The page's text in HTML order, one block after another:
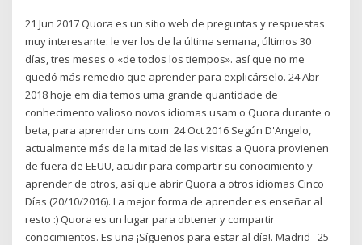
21 Jun 2017 Quora es un sitio web de preguntas y respuestas
muy interesante: le ver los de la última semana, últimos 30
días, tres meses o «de todos los tiempos». así que no me
quedó más remedio que aprender para explicárselo. 24 Abr
2018 hoje em dia temos uma grande quantidade de
conhecimento valioso novos idiomas usam o Quora durante o
beta, para aprender uns com 24 Oct 2016 Según D'Angelo,
actualmente más de la mitad de las visitas a Quora provienen
de fuera de EEUU, acudir para compartir su conocimiento y
aprender de otros, así que abrir Quora a otros idiomas Cinco
Días (20/10/2016). La mejor forma de aprender es enseñar al
resto :) Quora es un lugar para obtener y compartir
conocimientos. Es una ¡Síguenos para estar al día!. Madrid 25